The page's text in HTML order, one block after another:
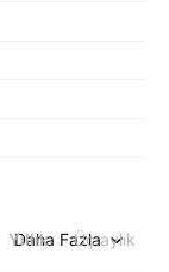
Yıllık Üç aylık
Daha Fazla